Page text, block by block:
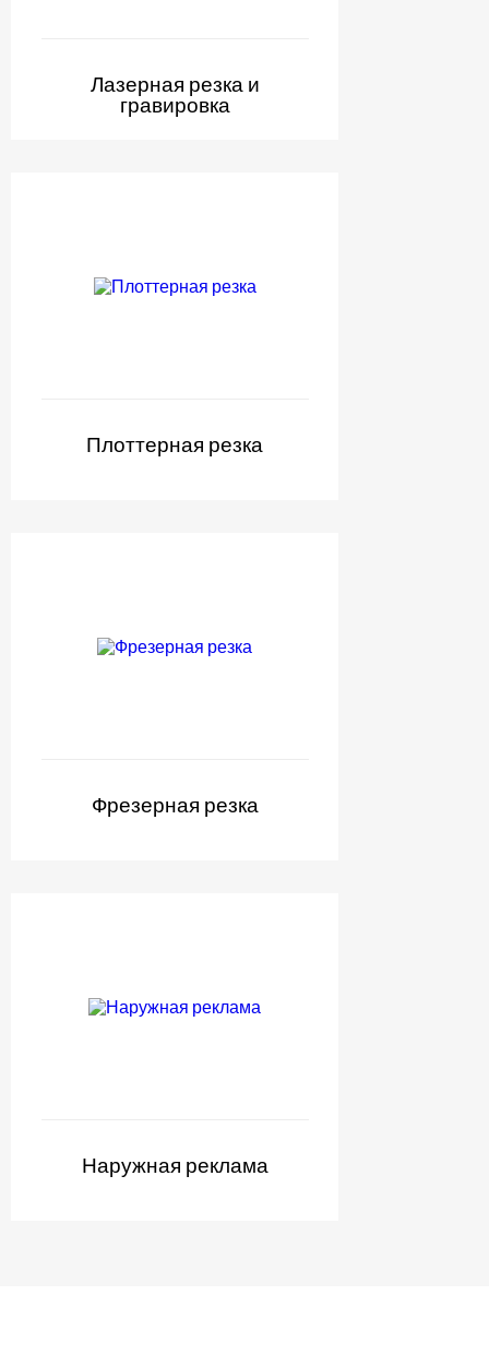
Лазерная резка и
гравировка
Плоттерная резка
Фрезерная резка
Наружная реклама